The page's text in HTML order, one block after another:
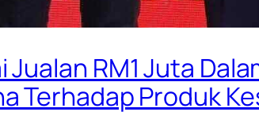
Jualan RM1 Juta
Terhadap Produk